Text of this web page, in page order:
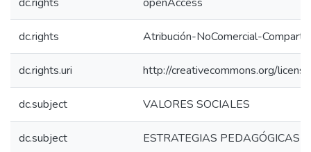
dc.rights Atribución-NoComercial-
dc.rights.uri http://creativecommons.org/
dc.subject VALORES SOCIALES
dc.subject ESTRATEGIAS PEDAGÓGICAS